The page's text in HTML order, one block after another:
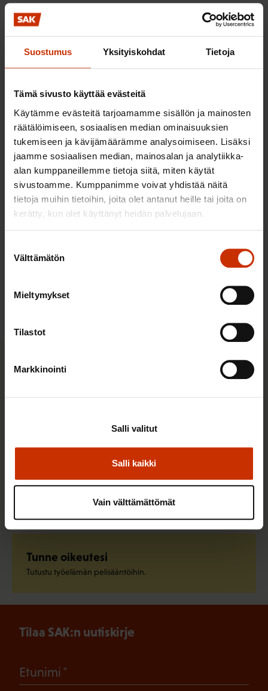
Suostumus Yksityiskohdat Tietoja
Tämä sivusto käyttää evästeitä
Käytämme evästeitä tarjoamamme sisällön ja mainosten
räätälöimiseen, sosiaalisen median ominaisuuksien
tukemiseen ja kävijämäärämme analysoimiseen. Lisäksi
jaamme sosiaalisen median, mainosalan ja analytiikka-
alan kumppaneillemme tietoja siitä, miten käytät
sivustoamme. Kumppanimme voivat yhdistää näitä
tietoja muihin tietoihin, joita olet antanut heille tai joita on
kerätty, kun olet käyttänyt heidän palvelujaan.
valinta
Välttämätön
Mieltymykset
Tilastot
Markkinointi
Salli kaikki
Salli valitut
Vain välttämättömät
SAK:n kulttuuriapurahojen haku
SAK:n hallituksen kokous elokuu 2026
10.8.2026
Halpa työ, kallis hinta: ulkomaisten
työntekijöiden työperäinen
hyväksikäyttö ja sen kitkeminen -
Kaikki tapahtumat
Löydä oma ammattiliittosi ja liity jo tänään.
Pysy ajan tasalla
Tilaa SAK:n uutiskirje.
Tunne oikeutesi
Tutustu työelämän pelisääntöihin.
Tilaa SAK:n uutiskirje
Etunimi